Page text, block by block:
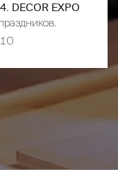
EXPO